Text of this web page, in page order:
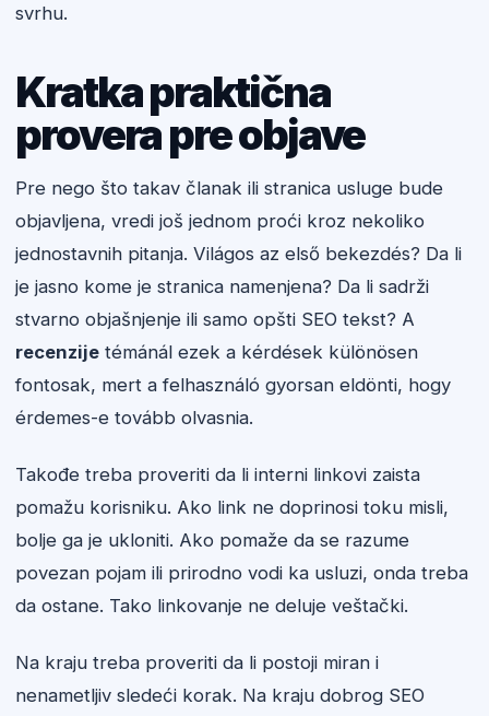
svrhu.
Kratka praktična
provera pre objave
Pre nego što takav članak ili stranica usluge bude
objavljena, vredi još jednom proći kroz nekoliko
jednostavnih pitanja. Világos az első bekezdés? Da li
je jasno kome je stranica namenjena? Da li sadrži
stvarno objašnjenje ili samo opšti SEO tekst? A
recenzije témánál ezek a kérdések különösen
fontosak, mert a felhasználó gyorsan eldönti, hogy
érdemes-e tovább olvasnia.
Takođe treba proveriti da li interni linkovi zaista
pomažu korisniku. Ako link ne doprinosi toku misli,
bolje ga je ukloniti. Ako pomaže da se razume
povezan pojam ili prirodno vodi ka usluzi, onda treba
da ostane. Tako linkovanje ne deluje veštački.
Na kraju treba proveriti da li postoji miran i
nenametljiv sledeći korak. Na kraju dobrog SEO